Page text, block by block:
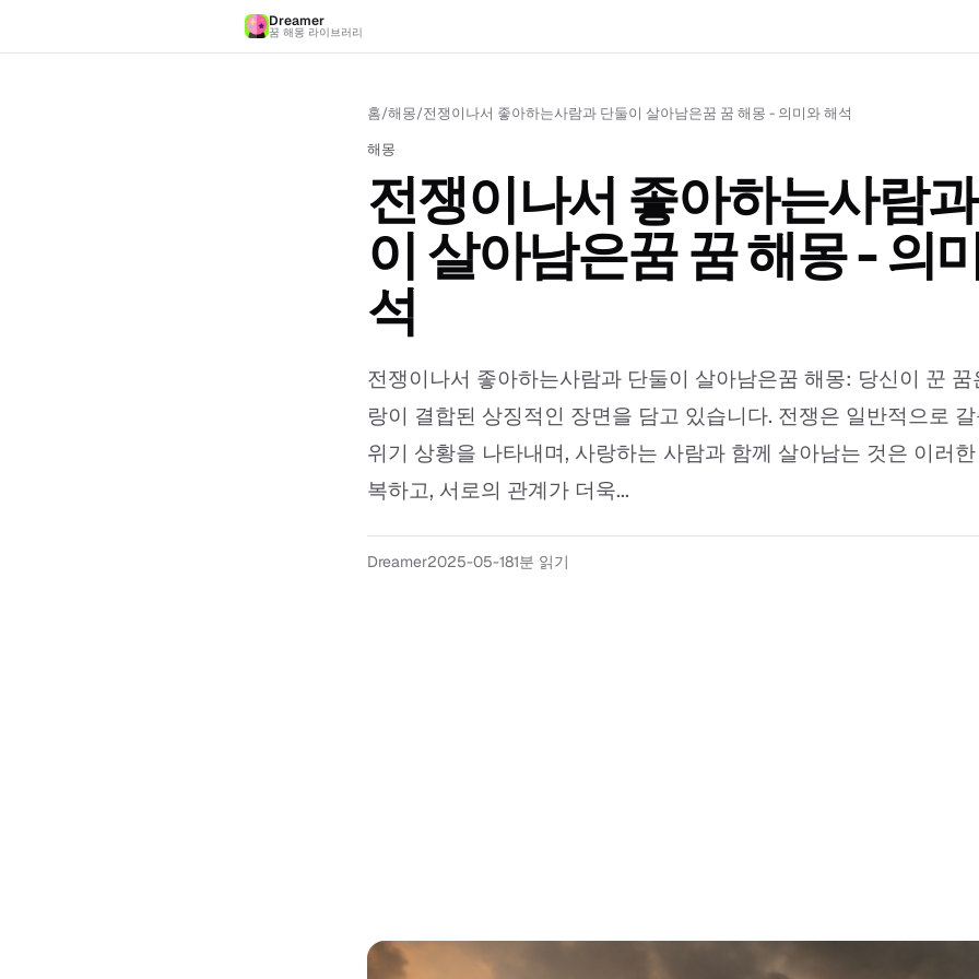
Dreamer
꿈 해몽 라이브러리
홈/해몽/전쟁이나서 좋아하는사람과 단둘이 살아남은꿈 꿈 해몽 - 의미와 해석
해몽
전쟁이나서 좋아하는사람
이 살아남은꿈 꿈 해몽 - 의
석
전쟁이나서 좋아하는사람과 단둘이 살아남은꿈 해몽: 당신이 꾼
랑이 결합된 상징적인 장면을 담고 있습니다. 전쟁은 일반적으로
위기 상황을 나타내며, 사랑하는 사람과 함께 살아남는 것은 이러
복하고, 서로의 관계가 더욱...
Dreamer2025-05-181분 읽기